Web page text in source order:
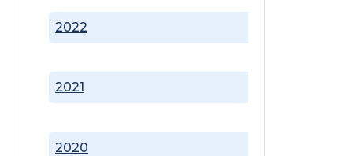
2020
2021
2022